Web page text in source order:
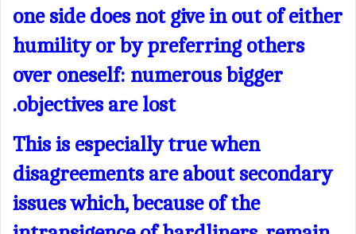
one side does not give in out of either
humility or by preferring others
over oneself: numerous bigger
objectives are lost.
This is especially true when
disagreements are about secondary
issues which, because of the